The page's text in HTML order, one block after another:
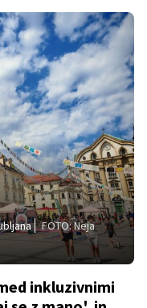
FOTO: Neja
inkluzivnimi